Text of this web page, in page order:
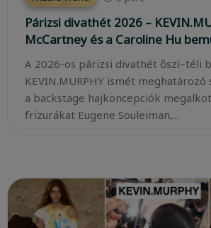
Párizsi divathét 2026 –
McCartney és a Caroline Hu
A 2026-os párizsi divathét őszi–téli
KEVIN.MURPHY ismét
a backstage hajkoncepciók
frizurákat Eugene Souleiman,...